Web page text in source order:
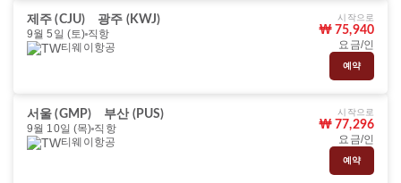
제주 (CJU)
광주 (KWJ)
9월 5일 (토) 직항
티웨이항공
시작으로
₩ 75,940
요금/인
예약
서울 (GMP)
부산 (PUS)
9월 10일 (목) 직항
티웨이항공
시작으로
₩ 77,296
요금/인
예약